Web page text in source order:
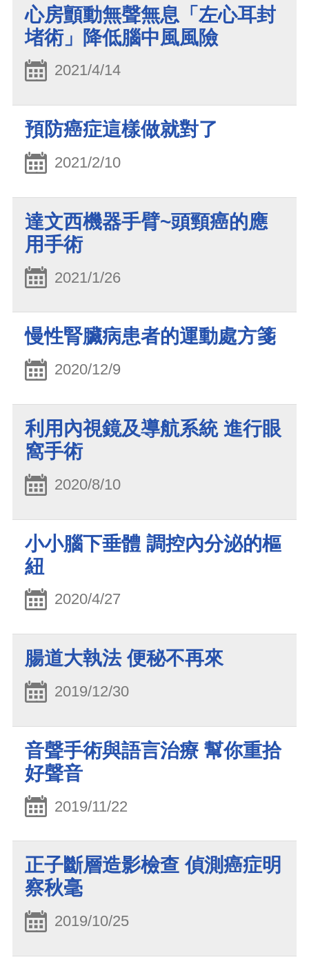
心房顫動無聲無息「左心耳封
堵術」降低腦中風風險
2021/4/14
預防癌症這樣做就對了
2021/2/10
達文西機器手臂~頭頸癌的應
用手術
2021/1/26
慢性腎臟病患者的運動處方箋
2020/12/9
利用內視鏡及導航系統 進行眼
窩手術
2020/8/10
小小腦下垂體 調控內分泌的樞
紐
2020/4/27
腸道大執法 便秘不再來
2019/12/30
音聲手術與語言治療 幫你重拾
好聲音
2019/11/22
正子斷層造影檢查 偵測癌症明
察秋毫
2019/10/25